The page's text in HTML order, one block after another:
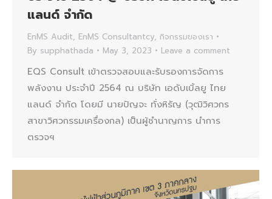
แลนด์ จำกัด
EnMS Audit, EnMS Consultantcy, กิจกรรมของเรา
By supphathada May 3, 2023 Leave a comment
EQS Consult เข้าตรวจสอบและรับรองการจัดการ
พลังงาน ประจำปี 2564 ณ บริษัท เอดับเบิ้ลยู ไทย
แลนด์ จำกัด โดยมี นายปัญจะ ทั่งหิรัญ (วุฒิวิศวกร
สาขาวิศวกรรมเครื่องกล) เป็นผู้ชำนาญการ นำการ
ตรวจฯ